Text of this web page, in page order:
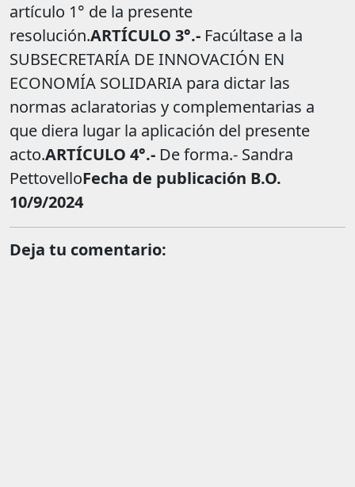
artículo 1° de la presente
resolución.ARTÍCULO 3°.- Facúltase a la
SUBSECRETARÍA DE INNOVACIÓN EN
ECONOMÍA SOLIDARIA para dictar las
normas aclaratorias y complementarias a
que diera lugar la aplicación del presente
acto.ARTÍCULO 4°.- De forma.- Sandra
PettovelloFecha de publicación B.O.
10/9/2024
Deja tu comentario: